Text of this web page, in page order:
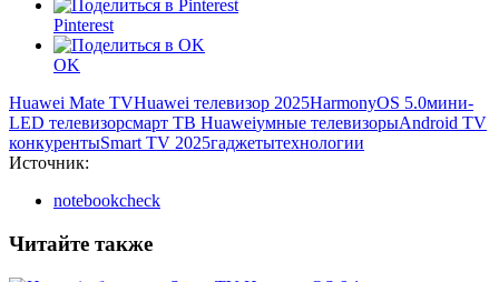
Pinterest
OK
Huawei Mate TVHuawei телевизор 2025HarmonyOS 5.0мини-
LED телевизорсмарт ТВ Huaweiумные телевизорыAndroid TV
конкурентыSmart TV 2025гаджетытехнологии
Источник:
notebookcheck
Читайте также